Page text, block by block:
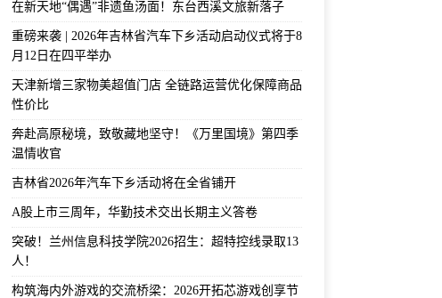
在新天地“偶遇”非遗鱼汤面！东台西溪文旅新落子
重磅来袭 | 2026年吉林省汽车下乡活动启动仪式将于8
月12日在四平举办
天津新增三家物美超值门店 全链路运营优化保障商品
性价比
奔赴高原秘境，致敬藏地坚守！《万里国境》第四季
温情收官
吉林省2026年汽车下乡活动将在全省铺开
A股上市三周年，华勤技术交出长期主义答卷
突破！兰州信息科技学院2026招生：超特控线录取13
人！
构筑海内外游戏的交流桥梁：2026开拓芯游戏创享节